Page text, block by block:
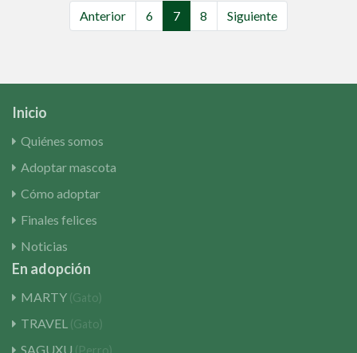
Anterior 6 7 8 Siguiente
Inicio
Quiénes somos
Adoptar mascota
Cómo adoptar
Finales felices
Noticias
En adopción
MARTY (Gato)
TRAVEL (Gato)
SAGUXU